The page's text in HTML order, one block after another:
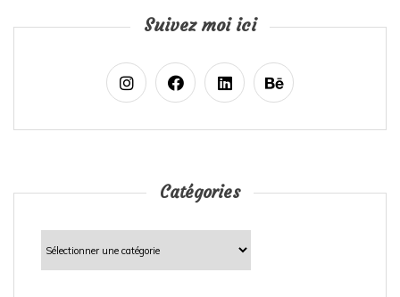
Suivez moi ici
Catégories
Catégories